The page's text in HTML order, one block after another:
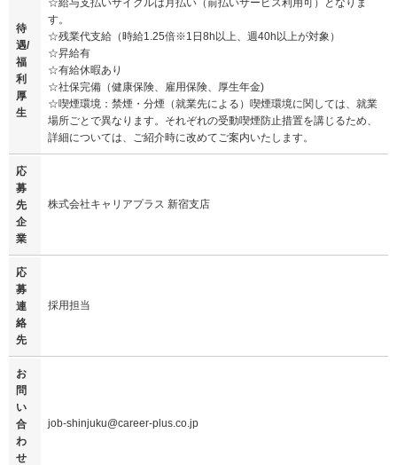
待
遇/
福
利
厚
生
す。
☆残業代支給（時給1.25倍※1日8h以上、週40h以上が対象）
☆昇給有
☆有給休暇あり
☆社保完備（健康保険、雇用保険、厚生年金)
☆喫煙環境：禁煙・分煙（就業先による）喫煙環境に関しては、就業
場所ごとで異なります。それぞれの受動喫煙防止措置を講じるため、
詳細については、ご紹介時に改めてご案内いたします。
応
募
先
企
業
株式会社キャリアプラス 新宿支店
応
募
連
絡
先
採用担当
お
問
い
合
わ
せ
job-shinjuku@career-plus.co.jp